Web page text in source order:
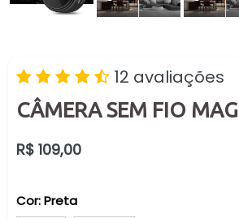
12 avaliações
CÂMERA SEM FIO
Preço
R$ 109,00
Cor:Preta